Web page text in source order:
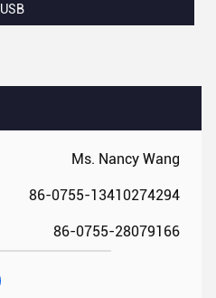
Ms. Nancy Wang
86-0755-13410274294
86-0755-28079166
USB,محول سفر 15W مع منافذ USB